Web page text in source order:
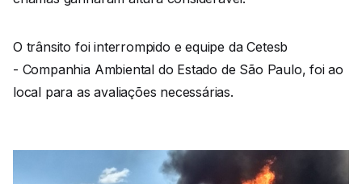
O trânsito foi interrompido e equipe da Cetesb
- Companhia Ambiental do Estado de São Paulo, foi ao
local para as avaliações necessárias.